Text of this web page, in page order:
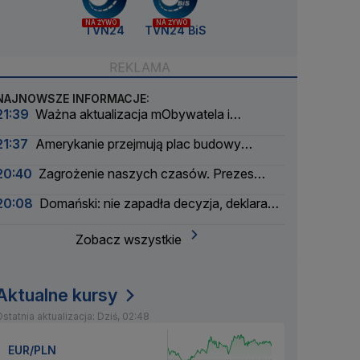
NA ŻYWO
TVN24
NA ŻYWO
TVN24 BiS
INFORMACJE:
Ważna aktualizacja mObywatela i
Amerykanie przejmują plac budowy
Zagrożenie naszych czasów. Prezes
Domański: nie zapadła decyzja, deklaracja
Zobacz wszystkie
kursy
aktualizacja: Dziś, 02:48
EUR/PLN